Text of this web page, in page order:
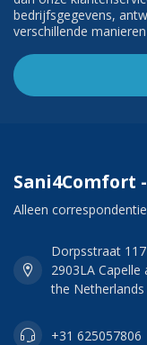
bedrijfsgegevens,
verschillende
Sani4Comfort
Alleen
Dorpsstraat 117
2903LA Capelle
the Netherlands
+31 625057806